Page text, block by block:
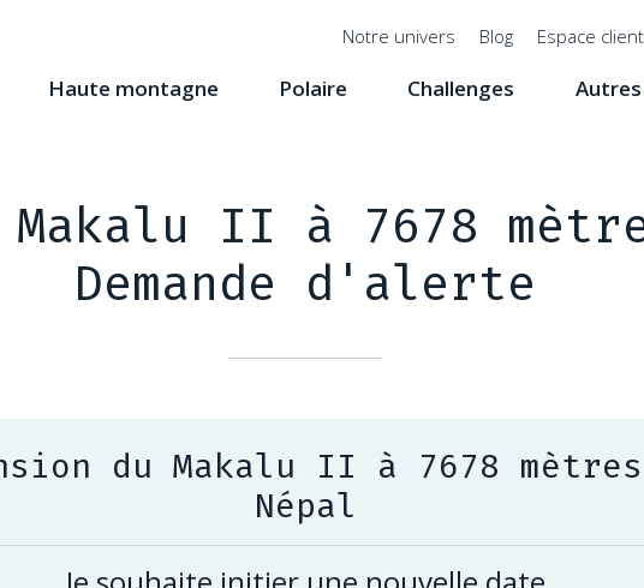
Menu
Notre univers Blog Espace client
Haute montagne Polaire Challenges
Makalu II à 7678
Demande d'alerte
du Makalu II à 7678
Népal